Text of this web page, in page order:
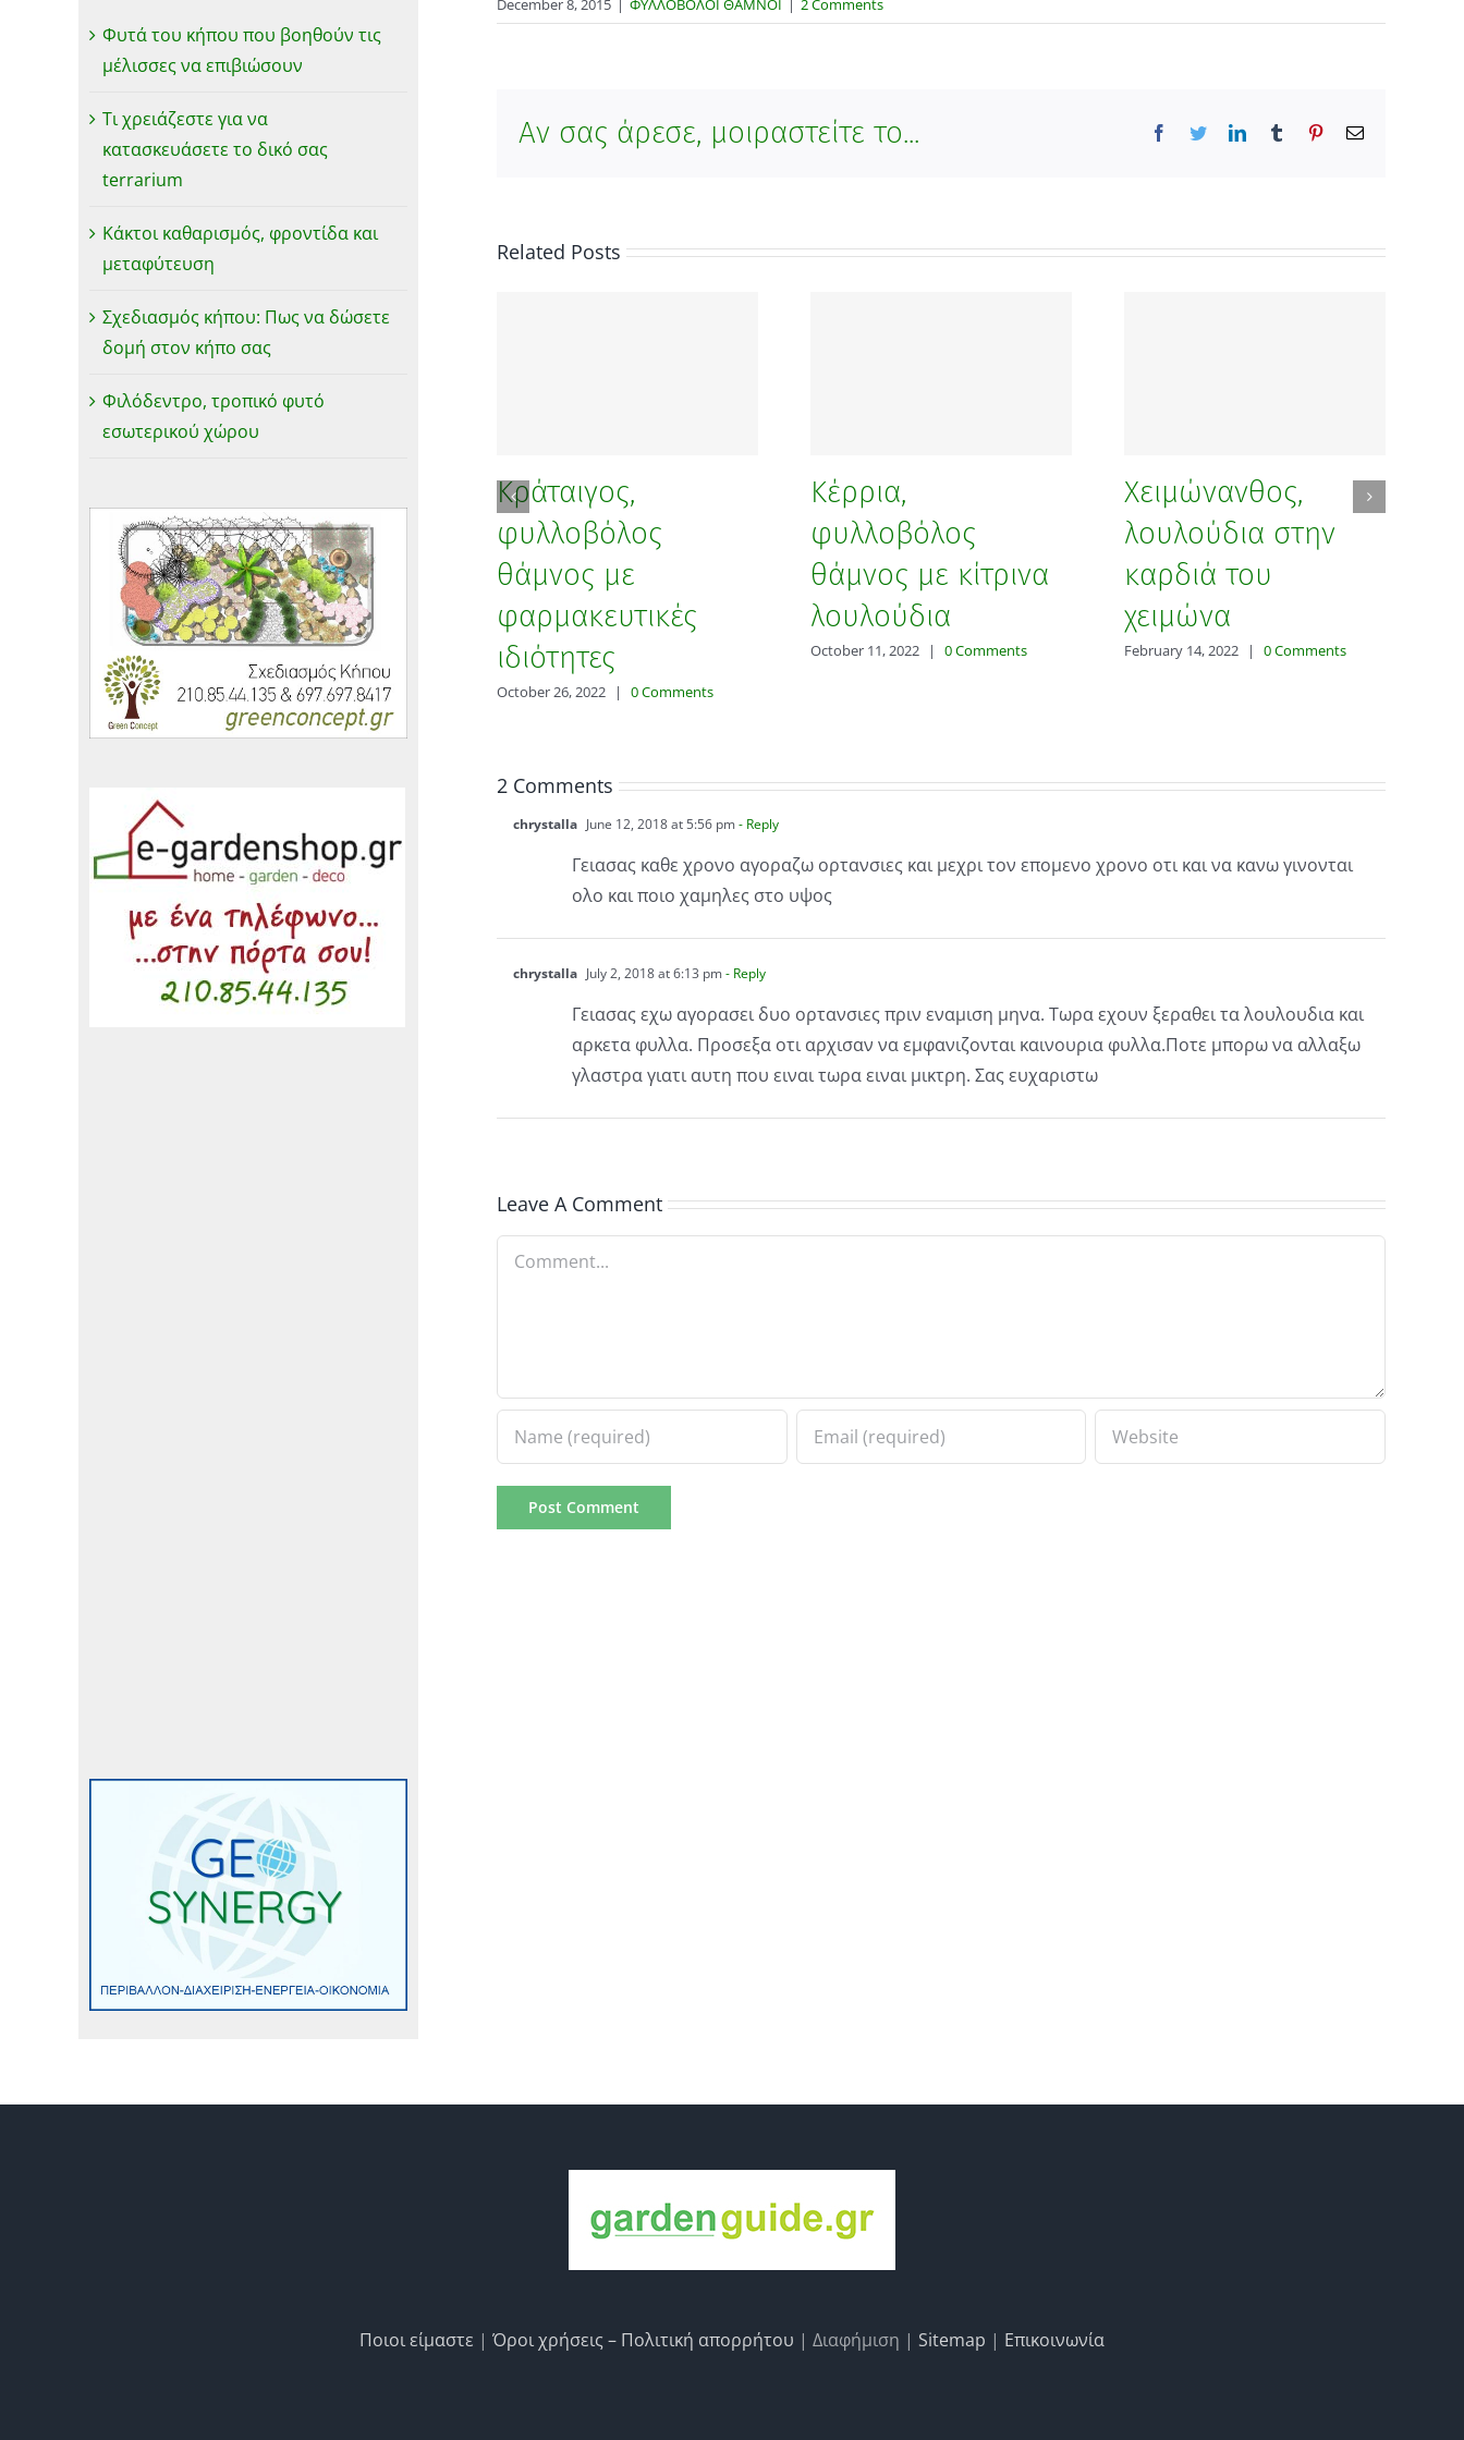
December 8, 2015 | ΦΥΛΛΟΒΟΛΟΙ ΘΑΜΝΟΙ | 2 Comments
Αν σας άρεσε, μοιραστείτε το... Facebook
TwitterLinkedInTumblr PinterestEmail
Related Posts
Κράταιγος,
φυλλοβόλος
θάμνος με
φαρμακευτικές
ιδιότητες
October 26, 2022 | 0 Comments
Κέρρια,
φυλλοβόλος
θάμνος με κίτρινα
λουλούδια
October 11, 2022 | 0 Comments
Χειμώνανθος,
λουλούδια στην
καρδιά του
χειμώνα
February 14, 2022 | 0 Comments
2 Comments
chrystalla June 12, 2018 at 5:56 pm- Reply
Γειασας καθε χρονο αγοραζω ορτανσιες και μεχρι τον επομενο χρονο οτι και να κανω γινονται
ολο και ποιο χαμηλες στο υψος
chrystalla July 2, 2018 at 6:13 pm- Reply
Γειασας εχω αγορασει δυο ορτανσιες πριν εναμιση μηνα. Τωρα εχουν ξεραθει τα λουλουδια και
αρκετα φυλλα. Προσεξα οτι αρχισαν να εμφανιζονται καινουρια φυλλα.Ποτε μπορω να αλλαξω
γλαστρα γιατι αυτη που ειναι τωρα ειναι μικτρη. Σας ευχαριστω
Leave A Comment
Comment
Φυτά του κήπου που βοηθούν τις
μέλισσες να επιβιώσουν
Τι χρειάζεστε για να
κατασκευάσετε το δικό σας
terrarium
Κάκτοι καθαρισμός, φροντίδα και
μεταφύτευση
Σχεδιασμός κήπου: Πως να δώσετε
δομή στον κήπο σας
Φιλόδεντρο, τροπικό φυτό
εσωτερικού χώρου
Ποιοι είμαστε | Όροι χρήσεις – Πολιτική απορρήτου | Διαφήμιση | Sitemap | Επικοινωνία